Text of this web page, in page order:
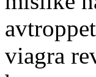
viagra